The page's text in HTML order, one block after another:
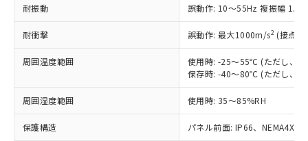
耐振動 誤動作: 10～55Hz 複振幅
耐衝撃 誤動作: 最大1000m/s2 (接点
周囲温度範囲
使用時: -25～55℃ (ただし、氷
保存時: -40～80℃ (ただし、氷
周囲湿度範囲 使用時: 35～85%RH
保護構造 パネル前面: IP66、NEMA4X,
オムロン制御機器販売店や当社販売拠
販売ネットワーク
」をご確認
在庫状況および標準価格結果を当社の
事前の承諾なく第三者に漏洩または開
示しないようお願いします。
マイパーツ機能（部品リスト作成サー
ビス）をご利用いただくには、I-Web
但し、RoHS指令で産業用監視および制御機器に対する
図的な使用がないことを確認しています。
部品在庫の切り替え状況などにより、予定
月が前後することがあります。
DEHP(フタル酸ビス(2-エチルヘキシル)) : 1000ppm
「ｅ」：有害物質（10物質）のすべてが基
準値以下であることを示します。
「10」：通常の使用状況下において有害物
質が外部に漏えいし、環境に深刻な影響を
及ぼさない年数を意味します。
当社は貴社製品を、核兵器、ミサイ
ル、化学兵器、生物兵器またはその他
武器並びにこれらの製造装置等に一切
当社は、貴社製品を第三者に販売する
場合は、上記1、2および3の内容を当
該第三者に通知します。また当社は、
販売先および販売に係わる関係者が違
法に輸出するおそれがある場合は、取
り引きをいたしません。
在庫なし(最新の在庫状況につ
いては、お客様のお取引先、ま
たはお客様担当のオムロン制御
機器販売店・当社販売員にご確
受注生産機種、また在庫状況の
情報を公開していない機種